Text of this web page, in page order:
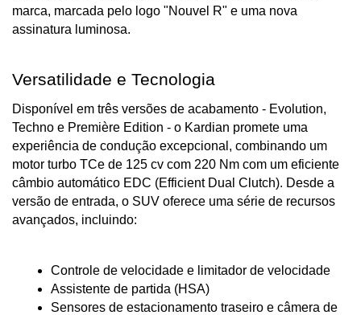
marca, marcada pelo logo "Nouvel R" e uma nova
assinatura luminosa.
Versatilidade e Tecnologia
Disponível em três versões de acabamento - Evolution,
Techno e Première Edition - o Kardian promete uma
experiência de condução excepcional, combinando um
motor turbo TCe de 125 cv com 220 Nm com um eficiente
câmbio automático EDC (Efficient Dual Clutch). Desde a
versão de entrada, o SUV oferece uma série de recursos
avançados, incluindo:
Controle de velocidade e limitador de velocidade
Assistente de partida (HSA)
Sensores de estacionamento traseiro e câmera de